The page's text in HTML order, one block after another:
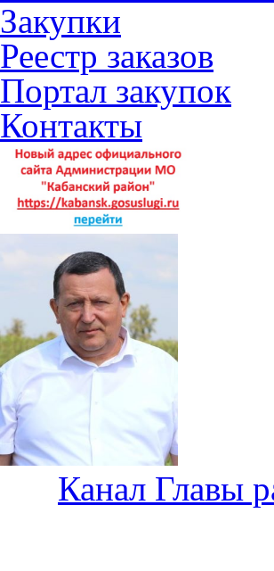
Закупки
Реестр заказов
Портал закупок
Контакты
Канал Главы